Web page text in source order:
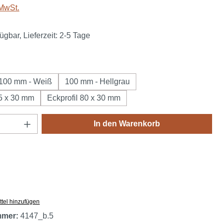
Lieferzeit: 2-5 Tage
mm - Weiß
100 mm - Hellgrau
x 30 mm
Eckprofil 80 x 30 mm
Anzahl: Gib den gewünschten Wert ein
In den Warenkorb
hinzufügen
4147_b.5